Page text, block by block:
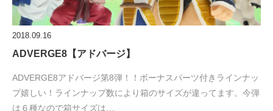
2018.09.16
ADVERGE8【アドバージ】
ADVERGE8アドバージ第8弾！！ボーナスパーツ付きラインナッ
プ嬉しい！ラインナップ数により箱のサイズが違ってます。今弾
は６種なので箱サイズは…